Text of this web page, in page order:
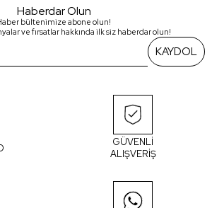
Haberdar Olun
bültenimize abone olun!
ve fırsatlar hakkında ilk siz haberdar olun!
KAYDOL
GÜVENLİ
ALIŞVERİŞ